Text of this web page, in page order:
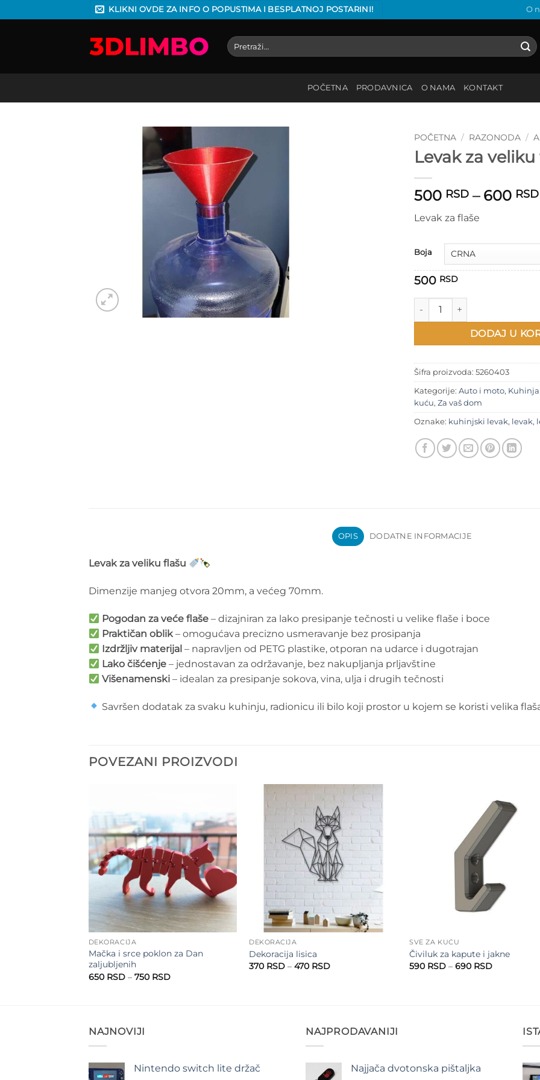
na
KLIKNI OVDE ZA INFO O POPUSTIMA I BESPLATNOJ POSTARINI! O
Pretraga
za:
POČETNA PRODAVNICA O NAMA KONTAKT
POČETNA / RAZONODA /
Levak za veliku
500 RSD – 600 RSD
Levak za flaše
Boja
500 RSD
Levak za veliku flašu količina
DODAJ U
Šifra proizvoda: 5260403
Kategorije: Auto i moto, Kuhinja
kuću, Za vaš dom
Oznake: kuhinjski levak, levak,
OPIS DODATNE INFORMACIJE
Levak za veliku flašu
Dimenzije manjeg otvora 20mm, a većeg 70mm.
Pogodan za veće flaše – dizajniran za lako presipanje tečnosti u velike flaše i boce
Praktičan oblik– omogućava precizno usmeravanje bez prosipanja
Izdržljiv materijal – napravljen od PETG plastike, otporan na udarce i dugotrajan
Lako čišćenje – jednostavan za održavanje, bez nakupljanja prljavštine
Višenamenski – idealan za presipanje sokova, vina, ulja i drugih tečnosti
Savršen dodatak za svaku kuhinju, radionicu ili bilo koji prostor u kojem se koristi velika
POVEZANI PROIZVODI
Add to
wishlist
DEKORACIJA
Mačka i srce poklon za Dan
zaljubljenih
650 RSD – 750 RSDRaspon
DEKORACIJA
Dekoracija lisica
370 RSD – 470 RSDRaspon
SVE ZA KUĆU
Čiviluk za kapute i jakne
590 RSD – 690 RSDRaspon
NAJNOVIJI
Nintendo switch lite držač
NAJPRODAVANIJI
Najjača dvotonska pištaljka